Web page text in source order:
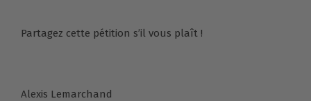
Partagez cette pétition s’il vous plaît !
Alexis Lemarchand